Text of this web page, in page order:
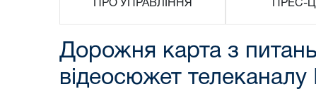
ПРО УПРАВЛІННЯ ПРЕС-
Дорожня карта з
відеосюжет телеканалу